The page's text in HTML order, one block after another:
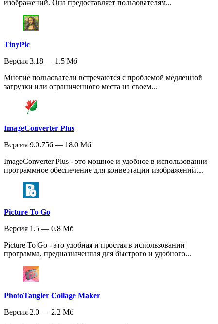
изображений. Она предоставляет пользователям...
TinyPic
Версия 3.18 — 1.5 Мб
Многие пользователи встречаются с проблемой медленной
загрузки или ограниченного места на своем...
ImageConverter Plus
Версия 9.0.756 — 18.0 Мб
ImageConverter Plus - это мощное и удобное в использовании
программное обеспечение для конвертации изображений....
Picture To Go
Версия 1.5 — 0.8 Мб
Picture To Go - это удобная и простая в использовании
программа, предназначенная для быстрого и удобного...
PhotoTangler Collage Maker
Версия 2.0 — 2.2 Мб